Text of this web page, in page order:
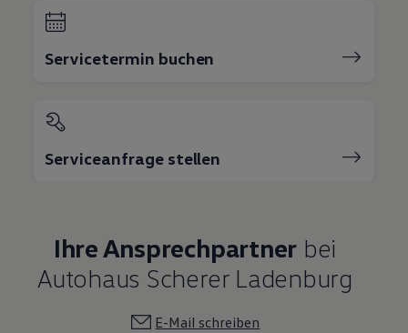
Servicetermin buchen
Serviceanfrage stellen
Ihre Ansprechpartner bei
Autohaus Scherer Ladenburg
E-Mail schreiben